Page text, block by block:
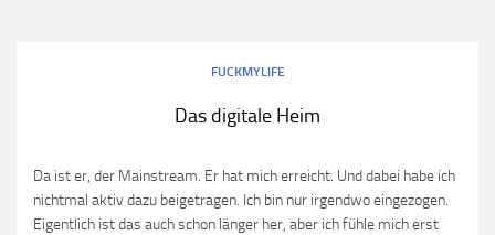
FUCKMYLIFE
Das digitale Heim
Da ist er, der Mainstream. Er hat mich erreicht. Und dabei habe ich
nichtmal aktiv dazu beigetragen. Ich bin nur irgendwo eingezogen.
Eigentlich ist das auch schon länger her, aber ich fühle mich erst